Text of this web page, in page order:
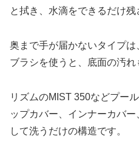
と拭き、水滴をできるだけ残
奥まで手が届かないタイプ
ブラシを使うと、底面の汚れ
リズムのMIST 350などプー
ップカバー、インナーカバ
して洗うだけの構造です。